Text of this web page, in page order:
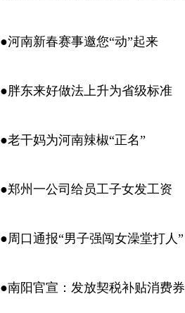
●河南新春赛事邀您“动”起来
●胖东来好做法上升为省级标准
●老干妈为河南辣椒“正名”
●郑州一公司给员工子女发工资
●周口通报“男子强闯女澡堂打人”
●南阳官宣：发放契税补贴消费券